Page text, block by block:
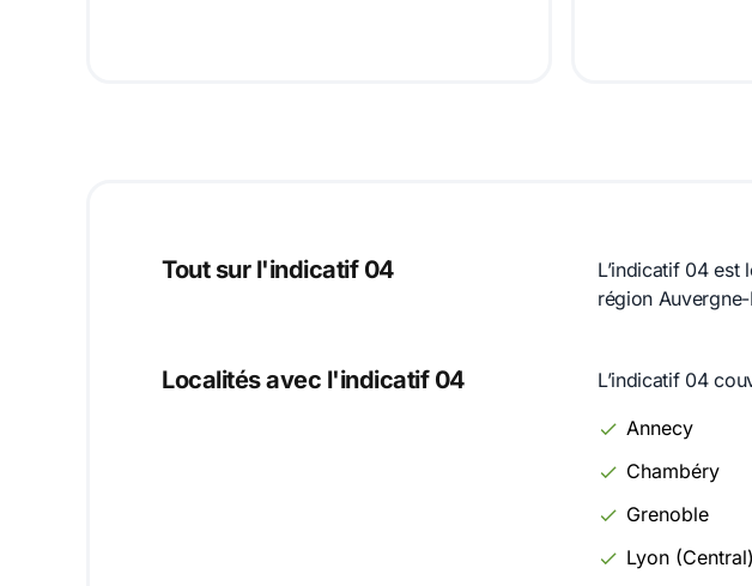
Tout sur l'indicatif 04
L’indicatif 04 est
région
Localités avec l'indicatif 04
L’indicatif 04
Annecy
Chambéry
Grenoble
Lyon (Central)